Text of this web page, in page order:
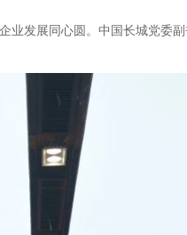
发展同心圆。中国长城党委